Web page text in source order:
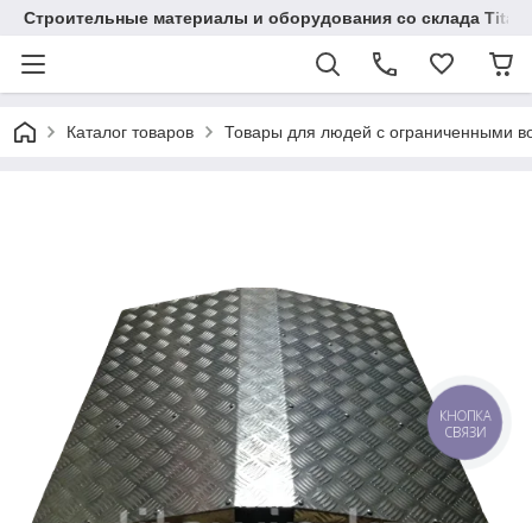
Строительные материалы и оборудования со склада
Каталог товаров Товары для людей с ограниченными
КНОПКА
СВЯЗИ